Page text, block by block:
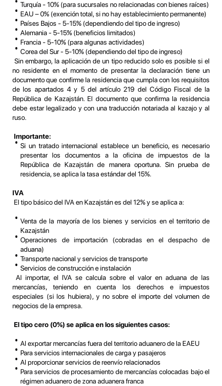
Turquía - 10% (para sucursales no relacionadas con bienes raíces)
EAU – 0% (exención total, si no hay establecimiento permanente)
Países Bajos - 5-15% (dependiendo del tipo de ingreso)
Alemania - 5-15% (beneficios limitados)
Francia - 5-10% (para algunas actividades)
Corea del Sur - 5-10% (dependiendo del tipo de ingreso)
Sin embargo, la aplicación de un tipo reducido solo es posible si el
no residente en el momento de presentar la declaración tiene un
documento que confirme la residencia que cumpla con los requisitos
de los apartados 4 y 5 del artículo 219 del Código Fiscal de la
República de Kazajstán. El documento que confirma la residencia
debe estar legalizado y con una traducción notariada al kazajo y al
ruso.
Importante:
Si un tratado internacional establece un beneficio, es necesario
presentar los documentos a la oficina de impuestos de la
República de Kazajstán de manera oportuna. Sin prueba de
residencia, se aplica la tasa estándar del 15%.
IVA
El tipo básico del IVA en Kazajstán es del 12% y se aplica a:
Venta de la mayoría de los bienes y servicios en el territorio de
Kazajstán
Operaciones de importación (cobradas en el despacho de
aduana)
Transporte nacional y servicios de transporte
Servicios de construcción e instalación
Al importar, el IVA se calcula sobre el valor en aduana de las
mercancías, teniendo en cuenta los derechos e impuestos
especiales (si los hubiera), y no sobre el importe del volumen de
negocios de la empresa.
El tipo cero (0%) se aplica en los siguientes casos:
Al exportar mercancías fuera del territorio aduanero de la EAEU
Para servicios internacionales de carga y pasajeros
Al proporcionar servicios de reenvío relacionados
Para servicios de procesamiento de mercancías colocadas bajo el
régimen aduanero de zona aduanera franca